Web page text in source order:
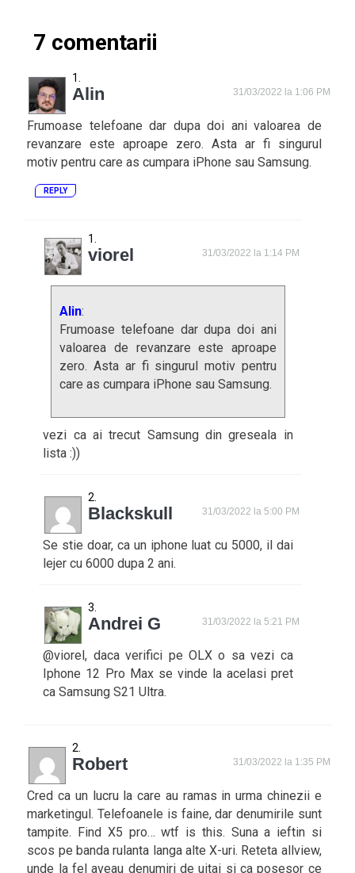
7 comentarii
Alin 31/03/2022 la 1:06 PM
Frumoase telefoane dar dupa doi ani valoarea de
revanzare este aproape zero. Asta ar fi singurul
motiv pentru care as cumpara iPhone sau Samsung.
REPLY
viorel 31/03/2022 la 1:14 PM
Alin:
Frumoase telefoane dar dupa doi ani
valoarea de revanzare este aproape
zero. Asta ar fi singurul motiv pentru
care as cumpara iPhone sau Samsung.
vezi ca ai trecut Samsung din greseala in
lista :))
Blackskull 31/03/2022 la 5:00 PM
Se stie doar, ca un iphone luat cu 5000, il dai
lejer cu 6000 dupa 2 ani.
Andrei G 31/03/2022 la 5:21 PM
@viorel, daca verifici pe OLX o sa vezi ca
Iphone 12 Pro Max se vinde la acelasi pret
ca Samsung S21 Ultra.
Robert 31/03/2022 la 1:35 PM
Cred ca un lucru la care au ramas in urma chinezii e
marketingul. Telefoanele is faine, dar denumirile sunt
tampite. Find X5 pro… wtf is this. Suna a ieftin si
scos pe banda rulanta langa alte X-uri. Reteta allview,
unde la fel aveau denumiri de uitai si ca posesor ce